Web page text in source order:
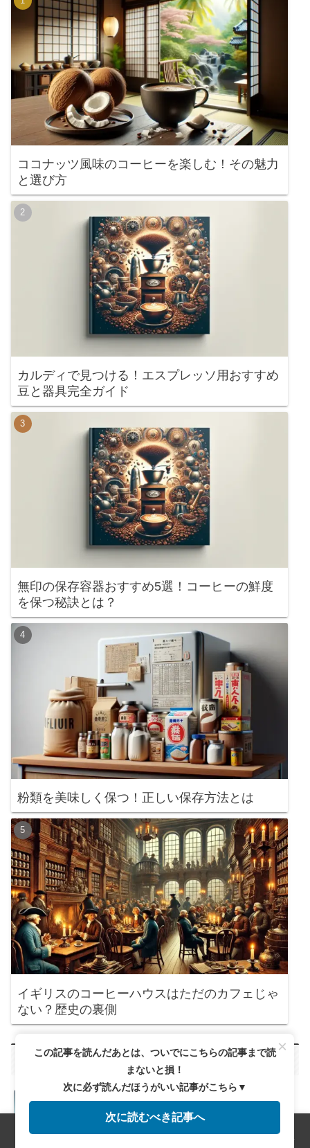
ココナッツ風味のコーヒーを楽しむ！その魅力
と選び方
カルディで見つける！エスプレッソ用おすすめ
豆と器具完全ガイド
無印の保存容器おすすめ5選！コーヒーの鮮度
を保つ秘訣とは？
粉類を美味しく保つ！正しい保存方法とは
イギリスのコーヒーハウスはただのカフェじゃ
ない？歴史の裏側
新着記事
バシャとは？コーヒーの新しい種類で
味わう至福のひととき
サイドバー
×
この記事を読んだあとは、ついでにこちらの記事まで読
まないと損！
次に必ず読んだほうがいい記事がこちら▼
次に読むべき記事へ